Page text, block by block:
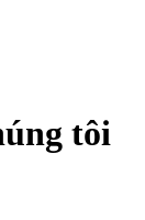
tôi